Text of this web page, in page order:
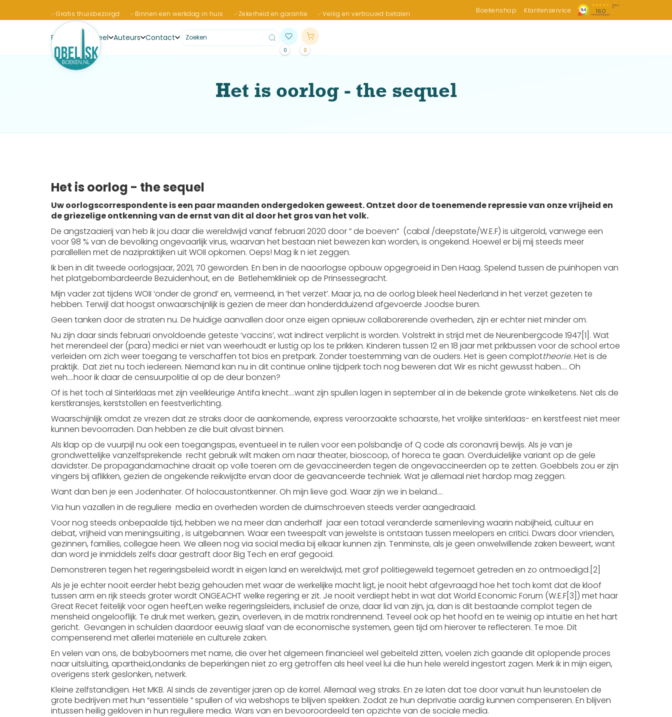
Gratis thuisbezorgd Binnen een werkdag in huis Zekerheid en garantie Veilig en vertrouwd betalen Boekenshop Klantenservice
Boeken Actueel Auteurs Contact
0 0
Het is oorlog - the sequel
Het is oorlog - the sequel
Uw oorlogscorrespondente is een paar maanden ondergedoken geweest. Ontzet door de toenemende repressie van onze vrijheid en
de griezelige ontkenning van de ernst van dit al door het gros van het volk.
De angstzaaierij van heb ik jou daar die wereldwijd vanaf februari 2020 door ” de boeven” (cabal /deepstate/W.E.F) is uitgerold, vanwege een
voor 98 % van de bevolking ongevaarlijk virus, waarvan het bestaan niet bewezen kan worden, is ongekend. Hoewel er bij mij steeds meer
parallellen met de nazipraktijken uit WOII opkomen. Oeps! Mag ik n iet zeggen.
Ik ben in dit tweede oorlogsjaar, 2021, 70 geworden. En ben in de naoorlogse opbouw opgegroeid in Den Haag. Spelend tussen de puinhopen van
het platgebombardeerde Bezuidenhout, en de Betlehemkliniek op de Prinsessegracht.
Mijn vader zat tijdens WOII ‘onder de grond’ en, vermeend, in ‘het verzet’. Maar ja, na de oorlog bleek heel Nederland in het verzet gezeten te
hebben. Terwijl dat hoogst onwaarschijnlijk is gezien de meer dan honderdduizend afgevoerde Joodse buren.
Geen tanken door de straten nu. De huidige aanvallen door onze eigen opnieuw collaborerende overheden, zijn er echter niet minder om.
Nu zijn daar sinds februari onvoldoende geteste ‘vaccins’, wat indirect verplicht is worden. Volstrekt in strijd met de Neurenbergcode 1947[1]. Wat
het merendeel der (para) medici er niet van weerhoudt er lustig op los te prikken. Kinderen tussen 12 en 18 jaar met prikbussen voor de school ertoe
verleiden om zich weer toegang te verschaffen tot bios en pretpark. Zonder toestemming van de ouders. Het is geen complottheorie.Het is de
praktijk. Dat ziet nu toch iedereen. Niemand kan nu in dit continue online tijdperk toch nog beweren dat Wir es nicht gewusst haben…. Oh
weh….hoor ik daar de censuurpolitie al op de deur bonzen?
Of is het toch al Sinterklaas met zijn veelkleurige Antifa knecht….want zijn spullen lagen in september al in de bekende grote winkelketens. Net als de
kerstkransjes, kerststollen en feestverlichting.
Waarschijnlijk omdat ze vrezen dat ze straks door de aankomende, express veroorzaakte schaarste, het vrolijke sinterklaas- en kerstfeest niet meer
kunnen bevoorraden. Dan hebben ze die buit alvast binnen.
Als klap op de vuurpijl nu ook een toegangspas, eventueel in te ruilen voor een polsbandje of Q code als coronavrij bewijs. Als je van je
grondwettelijke vanzelfsprekende recht gebruik wilt maken om naar theater, bioscoop, of horeca te gaan. Overduidelijke variant op de gele
davidster. De propagandamachine draait op volle toeren om de gevaccineerden tegen de ongevaccineerden op te zetten. Goebbels zou er zijn
vingers bij aflikken, gezien de ongekende reikwijdte ervan door de geavanceerde techniek. Wat je allemaal niet hardop mag zeggen.
Want dan ben je een Jodenhater. Of holocaustontkenner. Oh mijn lieve god. Waar zijn we in beland….
Via hun vazallen in de reguliere media en overheden worden de duimschroeven steeds verder aangedraaid.
Voor nog steeds onbepaalde tijd, hebben we na meer dan anderhalf jaar een totaal veranderde samenleving waarin nabijheid, cultuur en
debat, vrijheid van meningsuiting , is uitgebannen. Waar een tweespalt van jewelste is ontstaan tussen meelopers en critici. Dwars door vrienden,
gezinnen, families, collegae heen. We alleen nog via social media bij elkaar kunnen zijn. Tenminste, als je geen onwelwillende zaken beweert, want
dan word je inmiddels zelfs daar gestraft door Big Tech en eraf gegooid.
Demonstreren tegen het regeringsbeleid wordt in eigen land en wereldwijd, met grof politiegeweld tegemoet getreden en zo ontmoedigd.[2]
Als je je echter nooit eerder hebt bezig gehouden met waar de werkelijke macht ligt, je nooit hebt afgevraagd hoe het toch komt dat de kloof
tussen arm en rijk steeds groter wordt ONGEACHT welke regering er zit. Je nooit verdiept hebt in wat dat World Economic Forum (W.E.F[3]) met haar
Great Recet feitelijk voor ogen heeft,en welke regeringsleiders, inclusief de onze, daar lid van zijn, ja, dan is dit bestaande complot tegen de
mensheid ongelooflijk. Te druk met werken, gezin, overleven, in de matrix rondrennend. Teveel ook op het hoofd en te weinig op intuïtie en het hart
gericht. Gevangen in schulden daardoor eeuwig slaaf van de economische systemen, geen tijd om hierover te reflecteren. Te moe. Dit
compenserend met allerlei materiële en culturele zaken.
En velen van ons, de babyboomers met name, die over het algemeen financieel wel gebeiteld zitten, voelen zich gaande dit oplopende proces
naar uitsluiting, apartheid,ondanks de beperkingen niet zo erg getroffen als heel veel lui die hun hele wereld ingestort zagen. Merk ik in mijn eigen,
overigens sterk geslonken, netwerk.
Kleine zelfstandigen. Het MKB. Al sinds de zeventiger jaren op de korrel. Allemaal weg straks. En ze laten dat toe door vanuit hun leunstoelen de
grote bedrijven met hun “essentiële ” spullen of via webshops te blijven spekken. Zodat ze hun deprivatie aardig kunnen compenseren. En blijven
intussen heilig gekloven in hun reguliere media. Wars van en bevooroordeeld ten opzichte van de sociale media.